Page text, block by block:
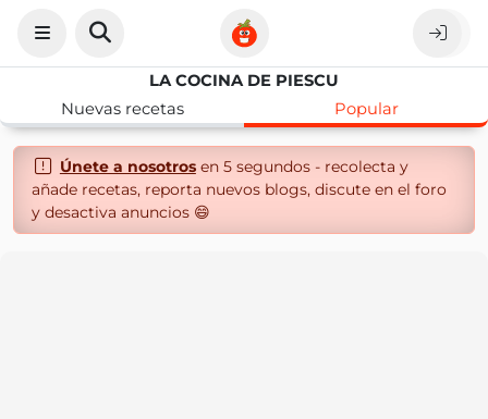
LA COCINA DE PIESCU
Nuevas recetas
Popular
Únete a nosotrosen 5 segundos - recolecta y
añade recetas, reporta nuevos blogs, discute en el foro
y desactiva anuncios 😄